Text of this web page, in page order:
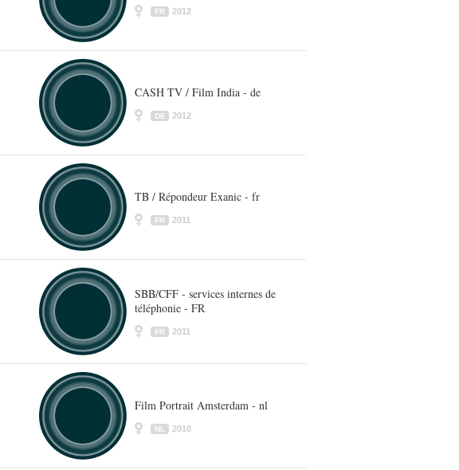
FR 2012
CASH TV / Film India - de
DE 2012
TB / Répondeur Exanic - fr
FR 2011
SBB/CFF - services internes de
téléphonie - FR
FR 2011
Film Portrait Amsterdam - nl
NL 2010